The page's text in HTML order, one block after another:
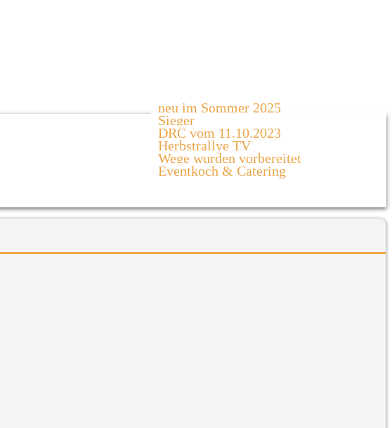
neu im Sommer 2025
Sieger
DRC vom 11.10.2023
Herbstrallye TV
Wege wurden vorbereitet
Eventkoch & Catering